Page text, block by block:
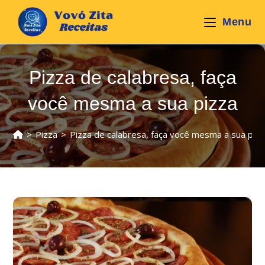
conteúdo
Menu
Pizza de calabresa, faça
você mesma a sua pizza
> Pizza > Pizza de calabresa, faça você mesma a sua